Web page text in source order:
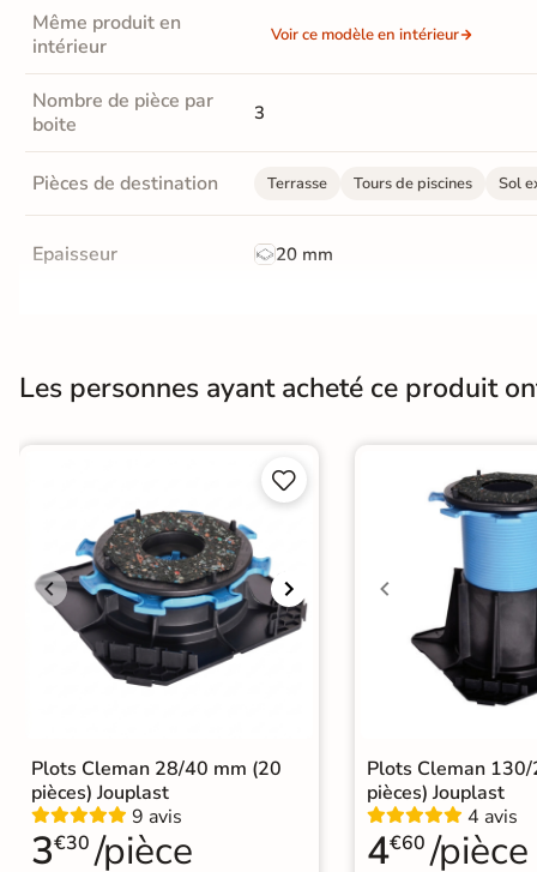
réaliste
temps
plusieurs
rapide
simulateur 3D
Même produit en
intérieur
Voir ce modèle en intérieur
Nombre de pièce par
boite
3
Pièces de destination Terrasse Tours de piscines Sol
Epaisseur 20 mm
rectifié
Oui
Conditionnement Boite
Pose
A coller sur chape
A poser sur plot
A poser directement sur sable, gravier
A coller sur ancien carrelage
Utilisation
5 plots par dalle préconisé par le
résistance accrue.
Les personnes ayant acheté ce produit


Plots Cleman 28/40 mm (20
pièces) Jouplast
9 avis
3€30 /pièce
Plots Cleman
pièces) Jouplast
4 avis
4€60 /pièce